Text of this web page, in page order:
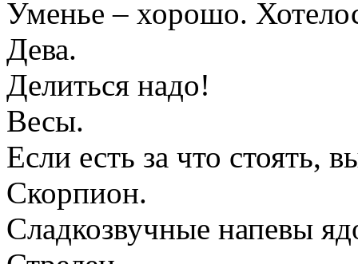
Уменье – хорошо.
Дева.
Делиться надо!
Весы.
Если есть за что стоять,
Скорпион.
Сладкозвучные напевы